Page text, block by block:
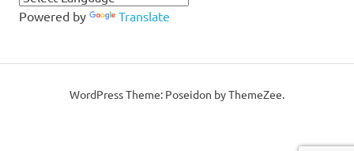
Powered by Translate
WordPress Theme: Poseidon by ThemeZee.